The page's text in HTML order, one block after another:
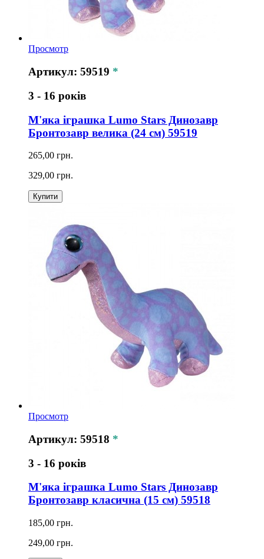
Просмотр
Артикул: 59519 *
3 - 16 років
М'яка іграшка Lumo Stars Динозавр
Бронтозавр велика (24 см) 59519
265,00 грн.
329,00 грн.
Купити
Просмотр
Артикул: 59518 *
3 - 16 років
М'яка іграшка Lumo Stars Динозавр
Бронтозавр класична (15 см) 59518
185,00 грн.
249,00 грн.